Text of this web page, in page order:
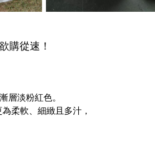
購從速！
層淡粉紅色。
柔軟、細緻且多汁，